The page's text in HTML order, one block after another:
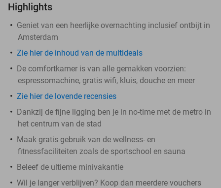
Highlights
Geniet van een heerlijke overnachting inclusief ontbijt in
Amsterdam
Zie hier de inhoud van de multideals
De comfortkamer is van alle gemakken voorzien:
espressomachine, gratis wifi, kluis, douche en meer
Zie hier de lovende recensies
Dankzij de fijne ligging ben je in no-time met de metro in
het centrum van de stad
Maak gratis gebruik van de wellness- en
fitnessfaciliteiten zoals de sportschool en sauna
Beleef de ultieme minivakantie
Wil je langer verblijven? Koop dan meerdere vouchers